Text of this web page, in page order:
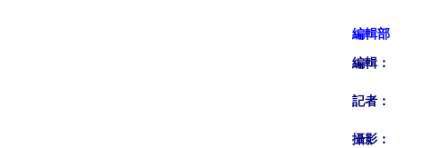
編輯部
編輯：
記者：
攝影：